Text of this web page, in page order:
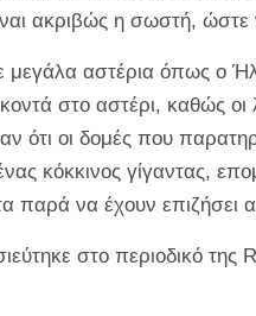
ακριβώς η σωστή,
μεγάλα αστέρια όπως ο
στο αστέρι, καθώς
ότι οι δομές που
κόκκινος γίγαντας,
παρά να έχουν επιζήσει
στο περιοδικό